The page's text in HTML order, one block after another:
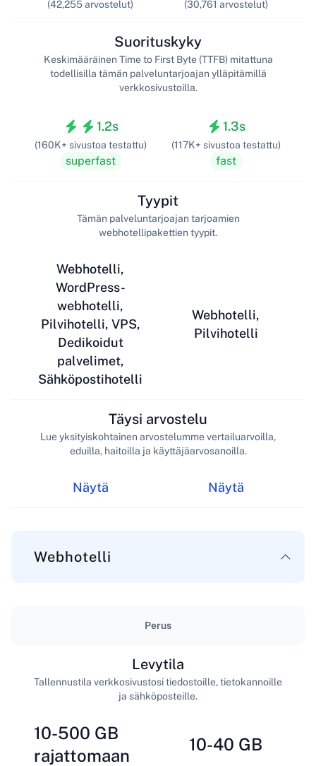
(42,255 arvostelut) (30,761 arvostelut)
1.2s
(160K+ sivustoa testattu)
superfast
Suorituskyky
Keskimääräinen Time to First Byte (TTFB) mitattuna
todellisilla tämän palveluntarjoajan ylläpitämillä
verkkosivustoilla.
1.3s
(117K+ sivustoa testattu)
fast
Webhotelli,
WordPress-
webhotelli,
Pilvihotelli, VPS,
Dedikoidut
palvelimet,
Sähköpostihotelli
Tyypit
Tämän palveluntarjoajan tarjoamien
webhotellipakettien tyypit.
Webhotelli,
Pilvihotelli
Näytä
Täysi arvostelu
Lue yksityiskohtainen arvostelumme vertailuarvoilla,
eduilla, haitoilla ja käyttäjäarvosanoilla.
Näytä
Webhotelli
Perus
10-500 GB
rajattomaan
Levytila
Tallennustila verkkosivustosi tiedostoille, tietokannoille
ja sähköposteille.
10-40 GB